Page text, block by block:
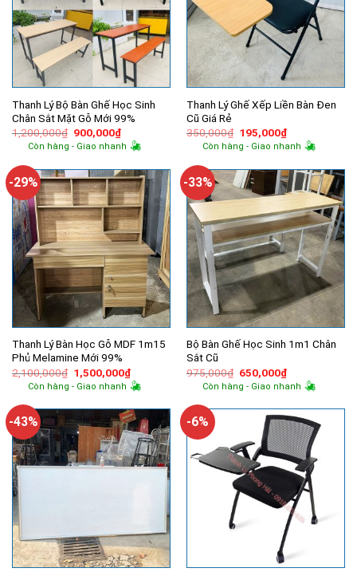
Thanh Lý Bộ Bàn Ghế Học Sinh
Chân Sắt Mặt Gỗ Mới 99%
1,200,000₫ Giá
gốc
là:
900,000₫Giá
hiện
tại
900,000₫.
Còn hàng - Giao nhanh
Thanh Lý Ghế Xếp Liền Bàn Đen
Cũ Giá Rẻ
350,000₫ Giá
gốc
là:
195,000₫Giá
hiện
tại
195,000₫.
Còn hàng - Giao nhanh
-29%
Thanh Lý Bàn Học Gỗ MDF 1m15
Phủ Melamine Mới 99%
2,100,000₫ Giá
gốc
là:
1,500,000₫Giá
hiện
tại
1,500,000₫.
Còn hàng - Giao nhanh
-33%
Bộ Bàn Ghế Học Sinh 1m1 Chân
Sắt Cũ
975,000₫ Giá
gốc
là:
650,000₫Giá
hiện
tại
650,000₫.
Còn hàng - Giao nhanh
-43% -6%